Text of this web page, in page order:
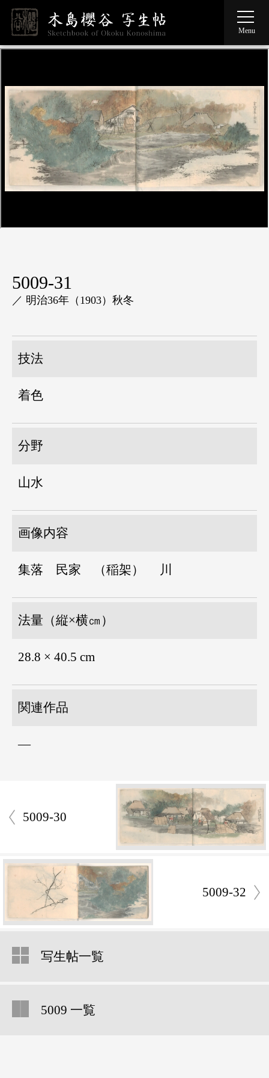
5009-31
／ 明治36年（1903）秋冬
技法
着色
分野
山水
画像内容
集落 民家 （稲架） 川
法量（縦×横㎝）
28.8 × 40.5 cm
関連作品
―
5009-30
写生帖一覧
5009 一覧
5009-32